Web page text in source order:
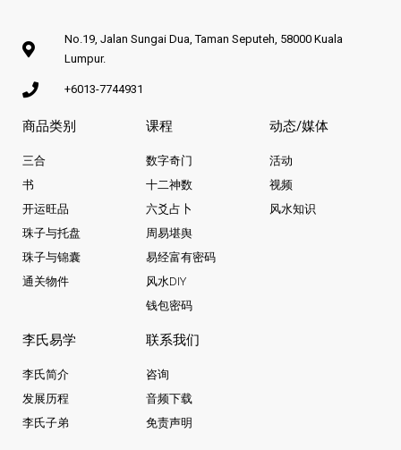
No.19, Jalan Sungai Dua, Taman Seputeh, 58000 Kuala
Lumpur.
+6013-7744931
商品类别
三合
书
开运旺品
珠子与托盘
珠子与锦囊
通关物件
课程
数字奇门
十二神数
六爻占卜
周易堪舆
易经富有密码
风水DIY
钱包密码
动态/媒体
活动
视频
风水知识
李氏易学
李氏简介
发展历程
李氏子弟
联系我们
咨询
音频下载
免责声明